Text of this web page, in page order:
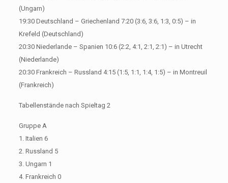
(Ungarn)
19:30 Deutschland – Griechenland 7:20 (3:6, 3:6, 1:3, 0:5) – in
Krefeld (Deutschland)
20:30 Niederlande – Spanien 10:6 (2:2, 4:1, 2:1, 2:1) – in Utrecht
(Niederlande)
20:30 Frankreich – Russland 4:15 (1:5, 1:1, 1:4, 1:5) – in Montreuil
(Frankreich)
Tabellenstände nach Spieltag 2
Gruppe A
1. Italien 6
2. Russland 5
3. Ungarn 1
4. Frankreich 0